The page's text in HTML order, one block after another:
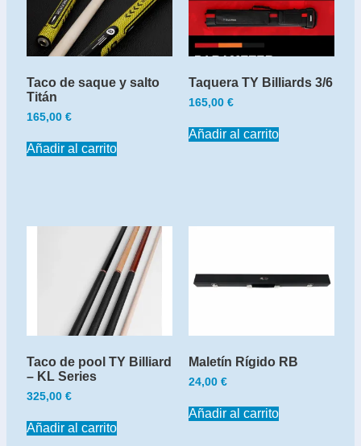
Taco de saque y salto
Titán
165,00 €
Añadir al carrito
Taquera TY Billiards 3/6
165,00 €
Añadir al carrito
Taco de pool TY Billiard
– KL Series
325,00 €
Añadir al carrito
Maletín Rígido RB
24,00 €
Añadir al carrito